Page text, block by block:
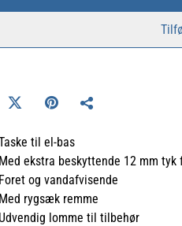
til el-bas
Med ekstra beskyttende 12 mm tyk
Foret og vandafvisende
Med rygsæk remme
Udvendig lomme til tilbehør